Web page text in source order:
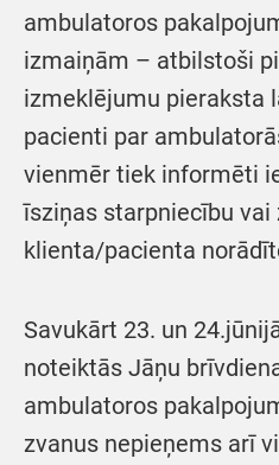
ambulatoros
izmaiņām – atbilstoši
izmeklējumu pieraksta
pacienti par
vienmēr tiek informēti
īsziņas starpniecību vai
klienta/pacienta
Savukārt 23. un
noteiktās Jāņu
ambulatoros
zvanus nepieņems arī